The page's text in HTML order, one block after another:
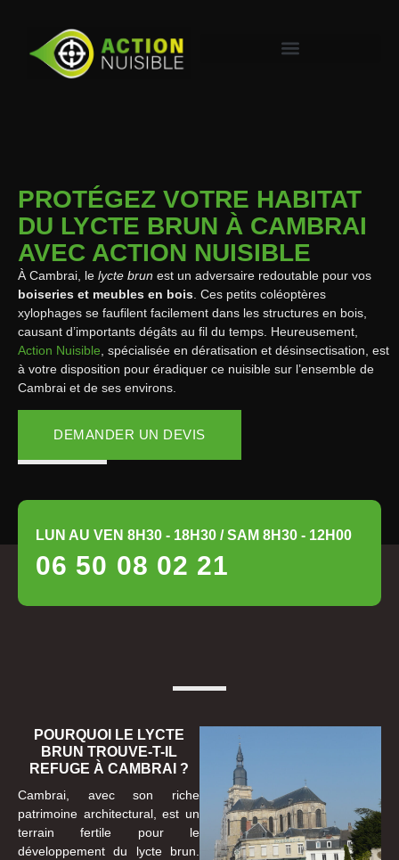
PROTÉGEZ VOTRE HABITAT
DU LYCTE BRUN À CAMBRAI
AVEC ACTION NUISIBLE
À Cambrai, le lycte brun est un adversaire redoutable pour vos
boiseries et meubles en bois . Ces petits coléoptères
xylophages se faufilent facilement dans les structures en bois,
causant d’importants dégâts au fil du temps. Heureusement,
Action Nuisible , spécialisée en dératisation et désinsectisation, est
à votre disposition pour éradiquer ce nuisible sur l’ensemble de
Cambrai et de ses environs.
DEMANDER UN DEVIS
LUN AU VEN 8H30 - 18H30 / SAM 8H30 - 12H00
06 50 08 02 21
POURQUOI LE LYCTE
BRUN TROUVE-T-IL
REFUGE À CAMBRAI ?
Cambrai, avec son riche
patrimoine architectural, est un
terrain fertile pour le
développement du lycte brun.